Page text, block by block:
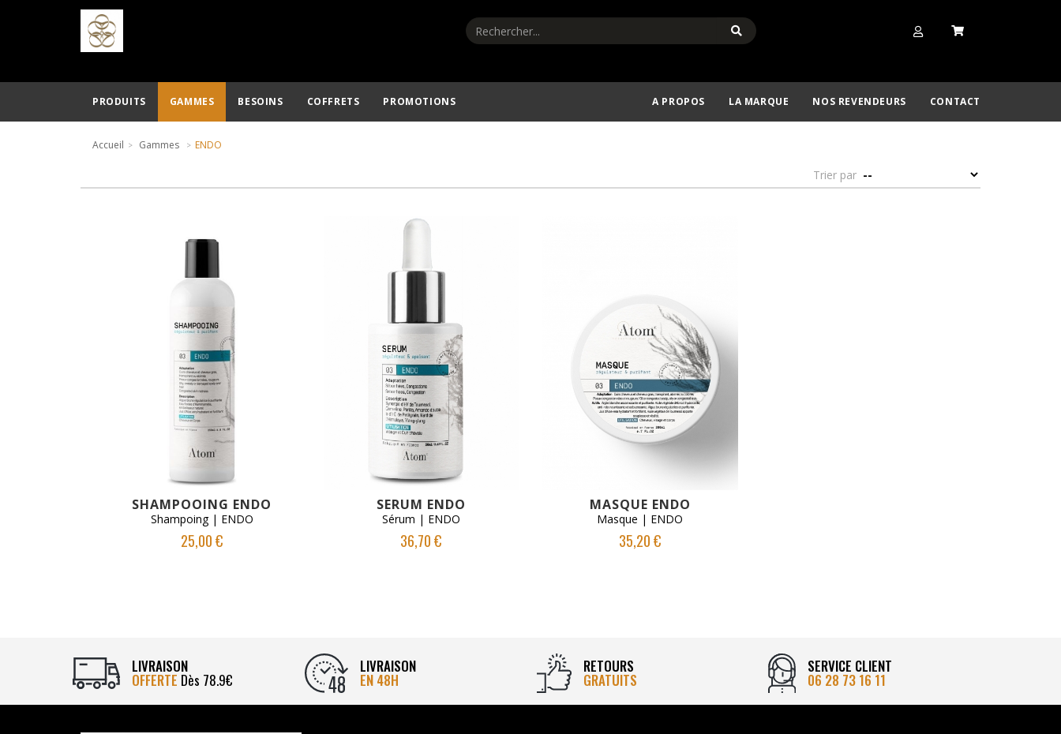
PRODUITS GAMMES BESOINS COFFRETS PROMOTIONS A PROPOS LA MARQUE NOS REVENDEURS CONTACT
Accueil Gammes ENDO
Trier par
AJOUTER AU PANIER
VOIR LE PRODUIT
SHAMPOOING ENDO
Shampoing | ENDO
25,00 €
AJOUTER AU PANIER
VOIR LE PRODUIT
SERUM ENDO
Sérum | ENDO
36,70 €
AJOUTER AU PANIER
VOIR LE PRODUIT
MASQUE ENDO
Masque | ENDO
35,20 €
LIVRAISON
OFFERTE Dès 78.9€
LIVRAISON
EN 48H
RETOURS
GRATUITS
SERVICE CLIENT
06 28 73 16 11